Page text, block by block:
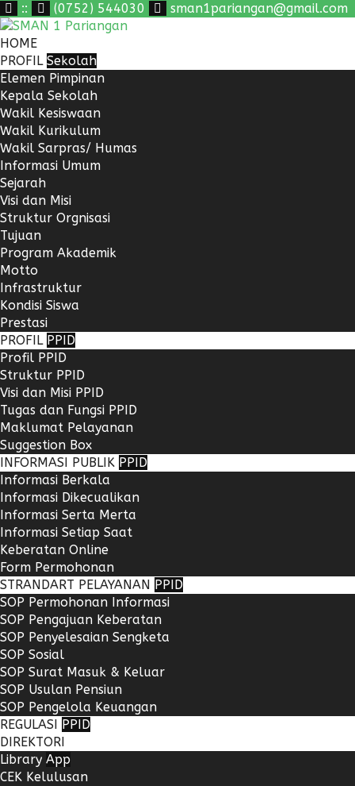
:: (0752) 544030 sman1pariangan@gmail.com
HOME
PROFIL Sekolah
Elemen Pimpinan
Kepala Sekolah
Wakil Kesiswaan
Wakil Kurikulum
Wakil Sarpras/ Humas
Informasi Umum
Sejarah
Visi dan Misi
Struktur Orgnisasi
Tujuan
Program Akademik
Motto
Infrastruktur
Kondisi Siswa
Prestasi
PROFIL PPID
Profil PPID
Struktur PPID
Visi dan Misi PPID
Tugas dan Fungsi PPID
Maklumat Pelayanan
Suggestion Box
INFORMASI PUBLIK PPID
Informasi Berkala
Informasi Dikecualikan
Informasi Serta Merta
Informasi Setiap Saat
Keberatan Online
Form Permohonan
STRANDART PELAYANAN PPID
SOP Permohonan Informasi
SOP Pengajuan Keberatan
SOP Penyelesaian Sengketa
SOP Sosial
SOP Surat Masuk & Keluar
SOP Usulan Pensiun
SOP Pengelola Keuangan
REGULASI PPID
DIREKTORI
Library App
CEK Kelulusan